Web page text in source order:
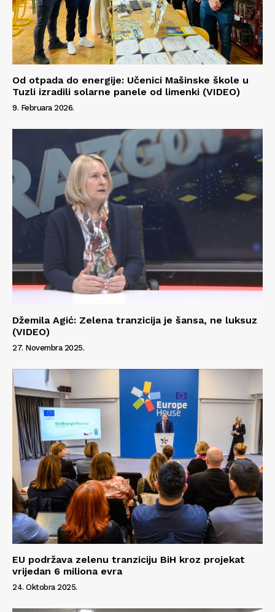
Info
O nama
Kontakt
Impressum
Od otpada do energije: Učenici Mašinske škole u
Tuzli izradili solarne panele od limenki (VIDEO)
9. Februara 2026.
Džemila Agić: Zelena tranzicija je šansa, ne luksuz
(VIDEO)
27. Novembra 2025.
EU podržava zelenu tranziciju BiH kroz projekat
vrijedan 6 miliona evra
24. Oktobra 2025.